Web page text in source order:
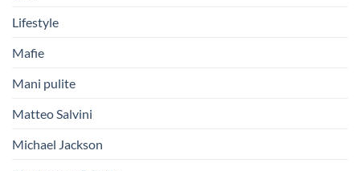
Lifestyle
Mafie
Mani pulite
Matteo Salvini
Michael Jackson